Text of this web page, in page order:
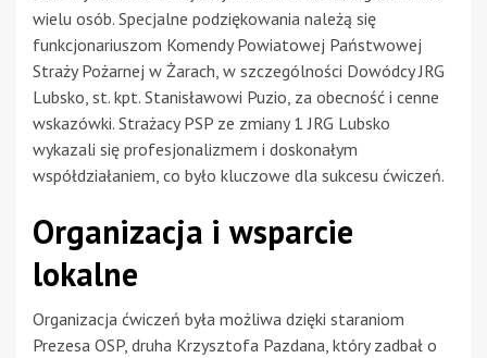
wielu osób. Specjalne podziękowania należą się
funkcjonariuszom Komendy Powiatowej Państwowej
Straży Pożarnej w Żarach, w szczególności Dowódcy JRG
Lubsko, st. kpt. Stanisławowi Puzio, za obecność i cenne
wskazówki. Strażacy PSP ze zmiany 1 JRG Lubsko
wykazali się profesjonalizmem i doskonałym
współdziałaniem, co było kluczowe dla sukcesu ćwiczeń.
Organizacja i wsparcie
lokalne
Organizacja ćwiczeń była możliwa dzięki staraniom
Prezesa OSP, druha Krzysztofa Pazdana, który zadbał o